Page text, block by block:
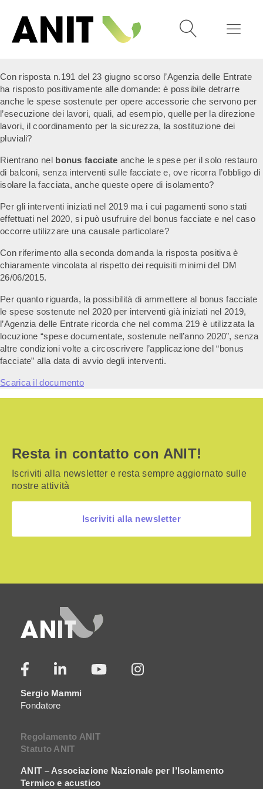
Con risposta n.191 del 23 giugno scorso l’Agenzia delle Entrate
ha risposto positivamente alle domande: è possibile detrarre
anche le spese sostenute per opere accessorie che servono per
l’esecuzione dei lavori, quali, ad esempio, quelle per la direzione
lavori, il coordinamento per la sicurezza, la sostituzione dei
pluviali?
Rientrano nel bonus facciate anche le spese per il solo restauro
di balconi, senza interventi sulle facciate e, ove ricorra l’obbligo di
isolare la facciata, anche queste opere di isolamento?
Per gli interventi iniziati nel 2019 ma i cui pagamenti sono stati
effettuati nel 2020, si può usufruire del bonus facciate e nel caso
occorre utilizzare una causale particolare?
Con riferimento alla seconda domanda la risposta positiva è
chiaramente vincolata al rispetto dei requisiti minimi del DM
26/06/2015.
Per quanto riguarda, la possibilità di ammettere al bonus facciate
le spese sostenute nel 2020 per interventi già iniziati nel 2019,
l’Agenzia delle Entrate ricorda che nel comma 219 è utilizzata la
locuzione “spese documentate, sostenute nell’anno 2020”, senza
altre condizioni volte a circoscrivere l’applicazione del “bonus
facciate” alla data di avvio degli interventi.
Scarica il documento
Resta in contatto con ANIT!
Iscriviti alla newsletter e resta sempre aggiornato sulle
nostre attività
Iscriviti alla newsletter
Sergio Mammi
Fondatore
Regolamento ANIT
Statuto ANIT
ANIT – Associazione Nazionale per l’Isolamento
Termico e acustico